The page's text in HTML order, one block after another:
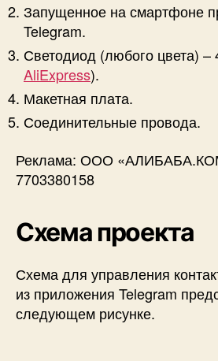
Запущенное на смартфоне
Telegram.
Светодиод (любого цвета) –
AliExpress).
Макетная плата.
Соединительные провода.
Реклама: ООО
7703380158
Схема проекта
Схема для управления
из приложения Telegram
следующем рисунке.